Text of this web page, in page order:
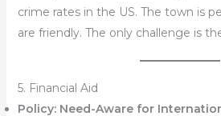
crime rates in the US. The town is
are friendly. The only challenge is
5. Financial Aid
Policy: Need-Aware for